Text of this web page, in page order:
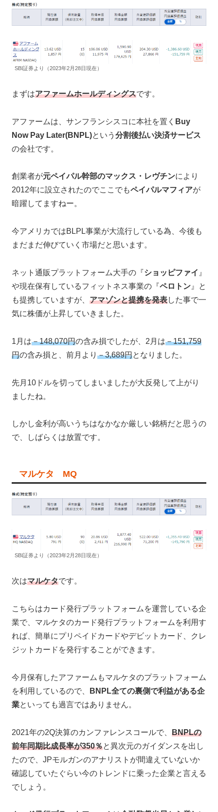
SBI証券より（2023年2月28日現在）
まずはアファームホールディングスです。
アファームは、サンフランシスコに本社を置く Buy
Now Pay Later(BNPL)という 分割後払い決済サービス
の会社です。
創業者が元ペイパル幹部のマックス・レヴチンにより
2012年に設立されたのでここでもペイパルマフィアが
暗躍してますねー。
今アメリカではBLPL事業が大流行している為、今後も
まだまだ伸びていく市場だと思います。
ネット通販プラットフォーム大手の『ショッピファイ 』
や現在保有しているフィットネス事業の『ペロトン 』と
も提携していますが、 アマゾンと提携を発表した事で一
気に株価が上昇していきました。
1月は－148,070円の含み損でしたが、2月は－151,759
円の含み損と、前月より －3,689円となりました。
先月10ドルを切ってしまいましたが大反発して上がり
ましたね。
しかし金利が高いうちはなかなか厳しい銘柄だと思うの
で、しばらくは放置です。
マルケタ MQ
SBI証券より（2023年2月28日現在）
次はマルケタです。
こちらはカード発行プラットフォームを運営している企
業で、マルケタのカード発行プラットフォームを利用す
れば、簡単にプリペイドカードやデビットカード、クレ
ジットカードを発行することができます。
今月保有したアファームもマルケタのプラットフォーム
を利用しているので、
BNPL全ての裏側で利益がある企
業といっても過言ではありません。
2021年の2Q決算のカンファレンスコールで、 BNPLの
前年同期比成長率が350％と異次元のガイダンスを出し
たので、JPモルガンのアナリストが間違えていないか
確認していたぐらい今のトレンドに乗った企業と言える
でしょう。